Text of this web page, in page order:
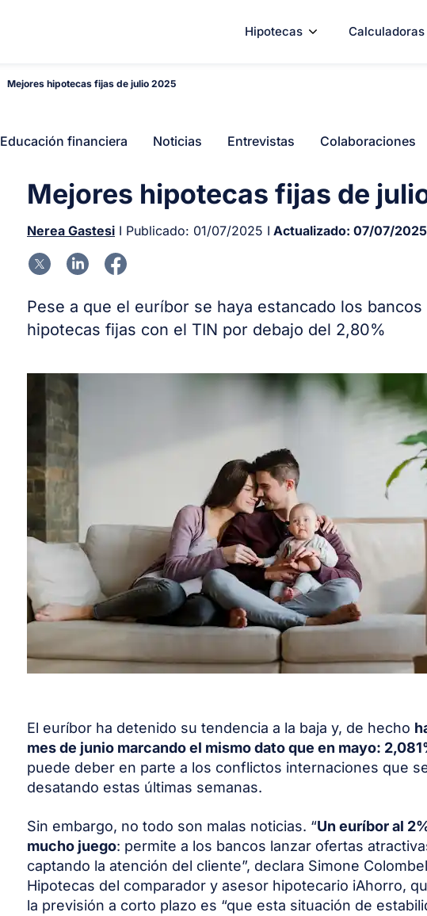
Hipotecas Calculadoras
Mejores hipotecas fijas de julio 2025
Educación financiera Noticias Entrevistas Colaboraciones
Mejores hipotecas fijas de
Nerea Gastesi I Publicado: 01/07/2025 I Actualizado: 07/07/2025
Pese a que el euríbor se haya estancado los
hipotecas fijas con el TIN por debajo del 2,80%
El euríbor ha detenido su tendencia a la baja y, de hecho
mes de junio marcando el mismo dato que en mayo:
puede deber en parte a los conflictos internaciones que
desatando estas últimas semanas.
Sin embargo, no todo son malas noticias. “Un euríbor al
mucho juego: permite a los bancos lanzar ofertas
captando la atención del cliente”, declara Simone
Hipotecas del comparador y asesor hipotecario iAhorro,
la previsión a corto plazo es “que esta situación de